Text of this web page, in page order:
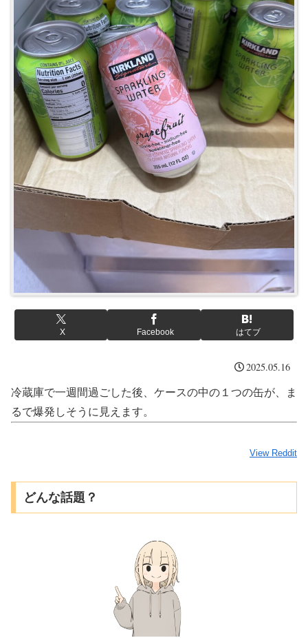
X Facebook はてブ
2025.05.16
冷蔵庫で一週間過ごした後、ケースの中の１つの缶が、ま
るで爆発しそうに見えます。
View Reddit
どんな話題？